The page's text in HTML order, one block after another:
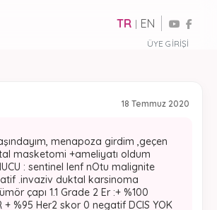
ÜYE GIRIŞI
TR | EN
18 Temmuz 2020
menapoza girdim ,geçen
masketomi +ameliyatı oldum
: sentinel lenf nOtu malignite
.invaziv duktal karsinoma
çapı 1.1 Grade 2 Er :+ %100
+ %95 Her2 skor 0 negatif DCIS YOK